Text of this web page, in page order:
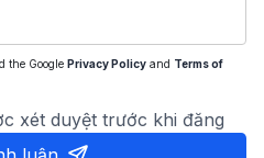
the Google Privacy Policy and Terms of
xét duyệt trước khi đăng